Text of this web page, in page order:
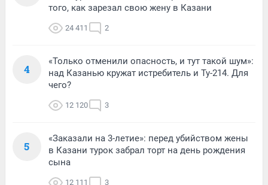
того, как зарезал свою жену в Казани
24 411 2
4
«Только отменили опасность, и тут такой шум»:
над Казанью кружат истребитель и Ту-214. Для
чего?
12 120 3
5
«Заказали на 3-летие»: перед убийством жены
в Казани турок забрал торт на день рождения
сына
12 111 3